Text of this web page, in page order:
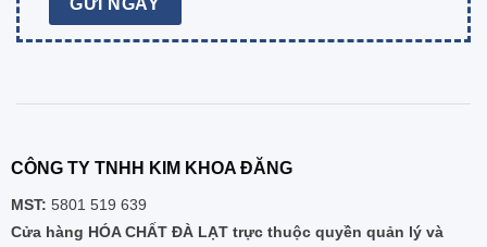
CÔNG TY TNHH KIM KHOA ĐĂNG
MST: 5801 519 639
Cửa hàng HÓA CHẤT ĐÀ LẠT trực thuộc quyền quản lý và